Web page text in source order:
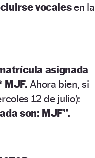
vocalesen la
asignada
MJF. Ahora bien, si
12 de julio):
son: MJF”.